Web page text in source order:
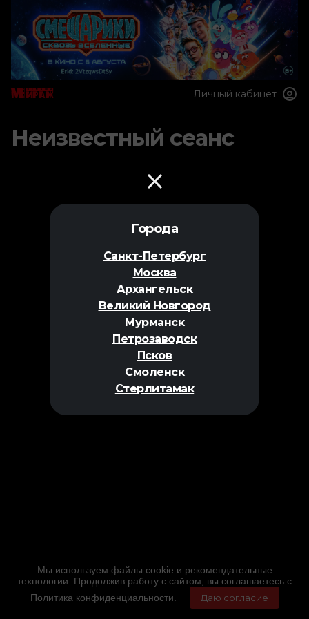
Города
Санкт-Петербург
Москва
Архангельск
Великий Новгород
Мурманск
Петрозаводск
Псков
Смоленск
Стерлитамак
Личный кабинет
Неизвестный сеанс
Мы используем файлы cookie и рекомендательные
технологии. Продолжив работу с сайтом, вы соглашаетесь с
Политика конфиденциальности
Даю согласие